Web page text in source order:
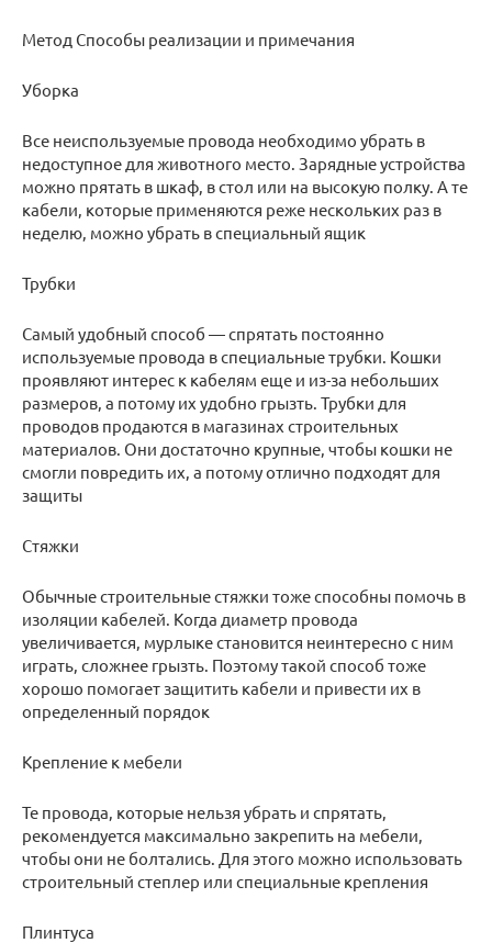
Метод Способы реализации и примечания
Уборка
Все неиспользуемые провода необходимо убрать в
недоступное для животного место. Зарядные устройства
можно прятать в шкаф, в стол или на высокую полку. А те
кабели, которые применяются реже нескольких раз в
неделю, можно убрать в специальный ящик
Трубки
Самый удобный способ — спрятать постоянно
используемые провода в специальные трубки. Кошки
проявляют интерес к кабелям еще и из-за небольших
размеров, а потому их удобно грызть. Трубки для
проводов продаются в магазинах строительных
материалов. Они достаточно крупные, чтобы кошки не
смогли повредить их, а потому отлично подходят для
защиты
Стяжки
Обычные строительные стяжки тоже способны помочь в
изоляции кабелей. Когда диаметр провода
увеличивается, мурлыке становится неинтересно с ним
играть, сложнее грызть. Поэтому такой способ тоже
хорошо помогает защитить кабели и привести их в
определенный порядок
Крепление к мебели
Те провода, которые нельзя убрать и спрятать,
рекомендуется максимально закрепить на мебели,
чтобы они не болтались. Для этого можно использовать
строительный степлер или специальные крепления
Плинтуса